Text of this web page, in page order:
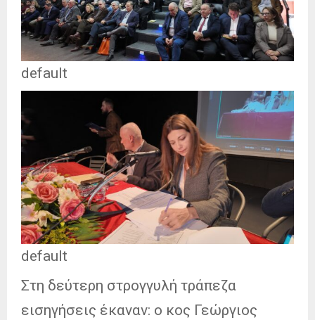
default
default
Στη δεύτερη στρογγυλή τράπεζα
εισηγήσεις έκαναν: ο κος Γεώργιος